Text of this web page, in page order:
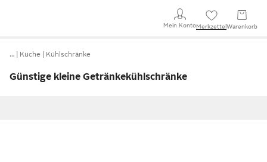
Mein KontoMerkzettel Warenkorb
… Küche Kühlschränke
Günstige kleine Getränkekühlschränke